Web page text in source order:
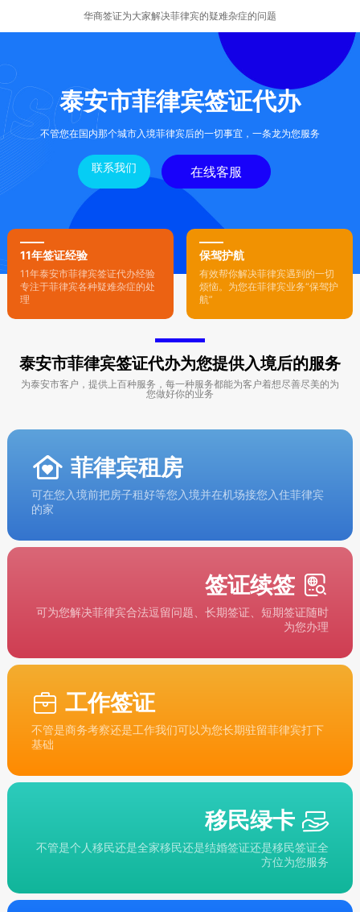
华商签证为大家解决菲律宾的疑难杂症的问题
泰安市菲律宾签证代办
不管您在国内那个城市入境菲律宾后的一切事宜，一条龙为您服务
联系我们 在线客服
11年签证经验
11年泰安市菲律宾签证代办经验
专注于菲律宾各种疑难杂症的处
理
保驾护航
有效帮你解决菲律宾遇到的一切
烦恼。为您在菲律宾业务“保驾护
航”
泰安市菲律宾签证代办为您提供入境后的服务
为泰安市客户，提供上百种服务，每一种服务都能为客户着想尽善尽美的为
您做好你的业务
菲律宾租房
可在您入境前把房子租好等您入境并在机场接您入住菲律宾
的家
签证续签
可为您解决菲律宾合法逗留问题、长期签证、短期签证随时
为您办理
工作签证
不管是商务考察还是工作我们可以为您长期驻留菲律宾打下
基础
移民绿卡
不管是个人移民还是全家移民还是结婚签证还是移民签证全
方位为您服务